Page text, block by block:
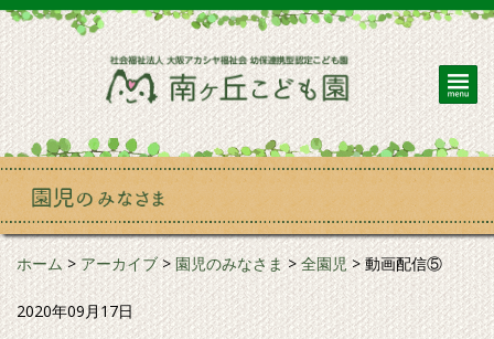
ホーム>アーカイブ>園児のみなさま>全園児>動画配信⑤
2020年09月17日